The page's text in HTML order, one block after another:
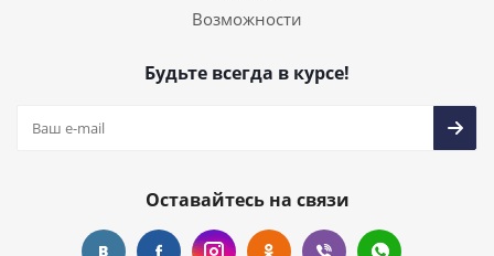
Возможности
Будьте всегда в курсе!
Оставайтесь на связи